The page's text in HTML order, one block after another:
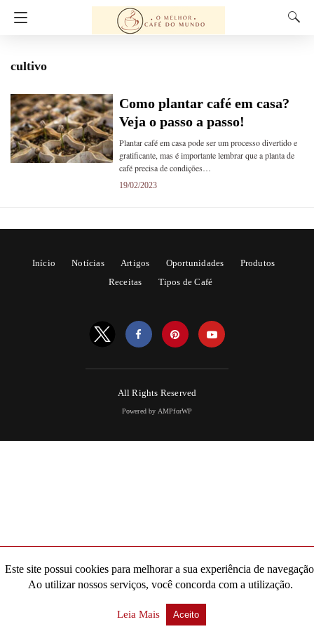
cultivo
Como plantar café em casa?
Veja o passo a passo!
Plantar café em casa pode ser um processo divertido e
gratificante, mas é importante lembrar que a planta de
café precisa de condições…
19/02/2023
Início Notícias Artigos Oportunidades
Produtos
Receitas
Tipos de Café
All Rights Reserved
Powered by AMPforWP
Este site possui cookies para melhorar a sua experiência de
Ao utilizar nossos serviços, você concorda com a utilização.
Leia Mais Aceito